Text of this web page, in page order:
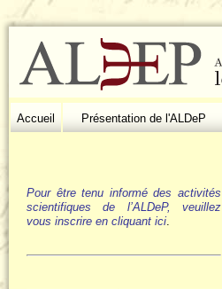
Accueil Présentation de l'ALDeP
Pour être tenu informé des activités
scientifiques de l’ALDeP, veuillez
vous inscrire en cliquant ici.